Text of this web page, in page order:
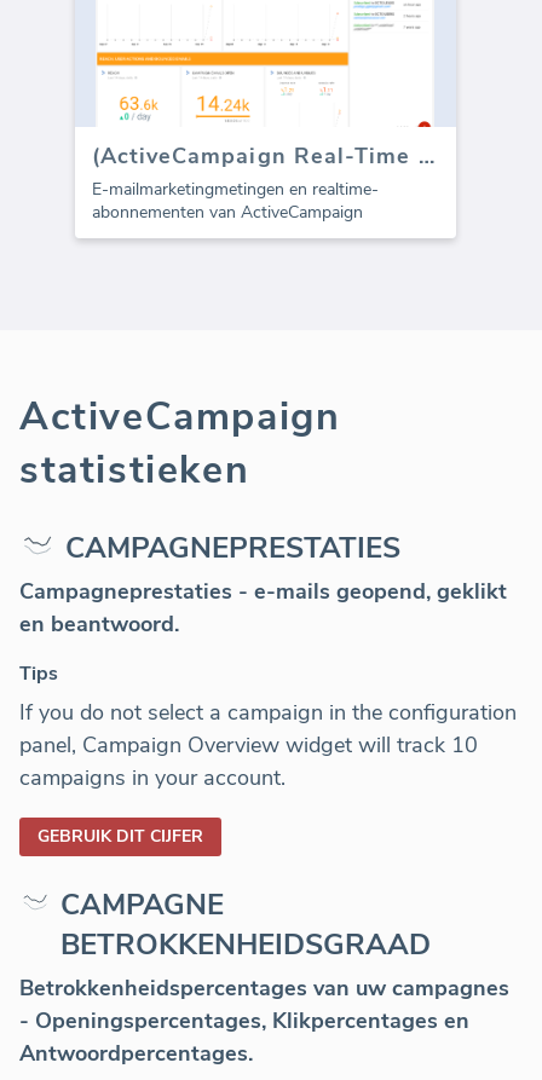
(ActiveCampaign Real-Time Feed)
E-mailmarketingmetingen en realtime-
abonnementen van ActiveCampaign
ActiveCampaign
statistieken
CAMPAGNEPRESTATIES
Campagneprestaties - e-mails geopend, geklikt
en beantwoord.
Tips
If you do not select a campaign in the configuration
panel, Campaign Overview widget will track 10
campaigns in your account.
GEBRUIK DIT CIJFER
CAMPAGNE
BETROKKENHEIDSGRAAD
Betrokkenheidspercentages van uw campagnes
- Openingspercentages, Klikpercentages en
Antwoordpercentages.